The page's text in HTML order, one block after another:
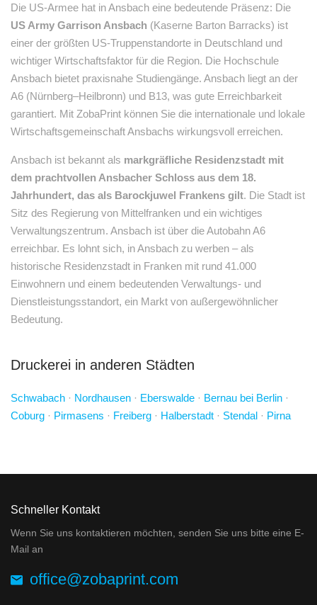
Die US-Armee hat in Ansbach eine bedeutende Präsenz: Die
US Army Garrison Ansbach (Kaserne Barton Barracks) ist
einer der größten US-Truppenstandorte in Deutschland und
wichtiger Wirtschaftsfaktor für die Region. Die Hochschule
Ansbach bietet praxisnahe Studiengänge. Ansbach liegt an der
A6 (Nürnberg–Heilbronn) und B13, was gute Erreichbarkeit
garantiert. Mit ZobaPrint können Sie die internationale und lokale
Wirtschaftsgemeinschaft Ansbachs wirkungsvoll erreichen.
Ansbach ist bekannt als markgräfliche Residenzstadt mit
dem prachtvollen Ansbacher Schloss aus dem 18.
Jahrhundert, das als Barockjuwel Frankens gilt. Die Stadt ist
Sitz des Regierung von Mittelfranken und ein wichtiges
Verwaltungszentrum. Ansbach ist über die Autobahn A6
erreichbar. Es lohnt sich, in Ansbach zu werben – als
historische Residenzstadt in Franken mit rund 41.000
Einwohnern und einem bedeutenden Verwaltungs- und
Dienstleistungsstandort, ein Markt von außergewöhnlicher
Bedeutung.
Druckerei in anderen Städten
Schwabach · Nordhausen · Eberswalde · Bernau bei Berlin ·
Coburg · Pirmasens · Freiberg · Halberstadt · Stendal · Pirna
Schneller Kontakt
Wenn Sie uns kontaktieren möchten, senden Sie uns bitte eine E-
Mail an
office@zobaprint.com